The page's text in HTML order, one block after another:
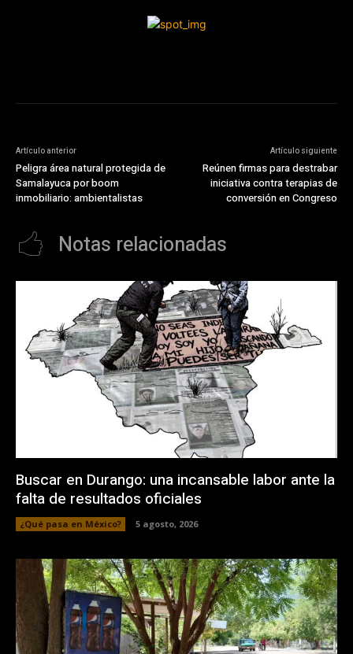
Artículo anterior
Peligra área natural protegida de
Samalayuca por boom
inmobiliario: ambientalistas
Artículo siguiente
Reúnen firmas para destrabar
iniciativa contra terapias de
conversión en Congreso
Notas relacionadas
Buscar en Durango: una incansable labor ante la
falta de resultados oficiales
¿Qué pasa en México? 5 agosto, 2026